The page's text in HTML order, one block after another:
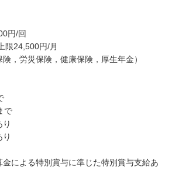
円/回
限24,500円/月
，労災保険，健康保険，厚生年金）
で
による特別賞与に準じた特別賞与支給あ